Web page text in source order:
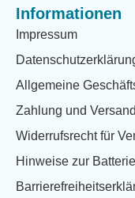
Informationen
Impressum
Allgemeine
Zahlung und Versand
Widerrufsrecht für
Hinweise zur